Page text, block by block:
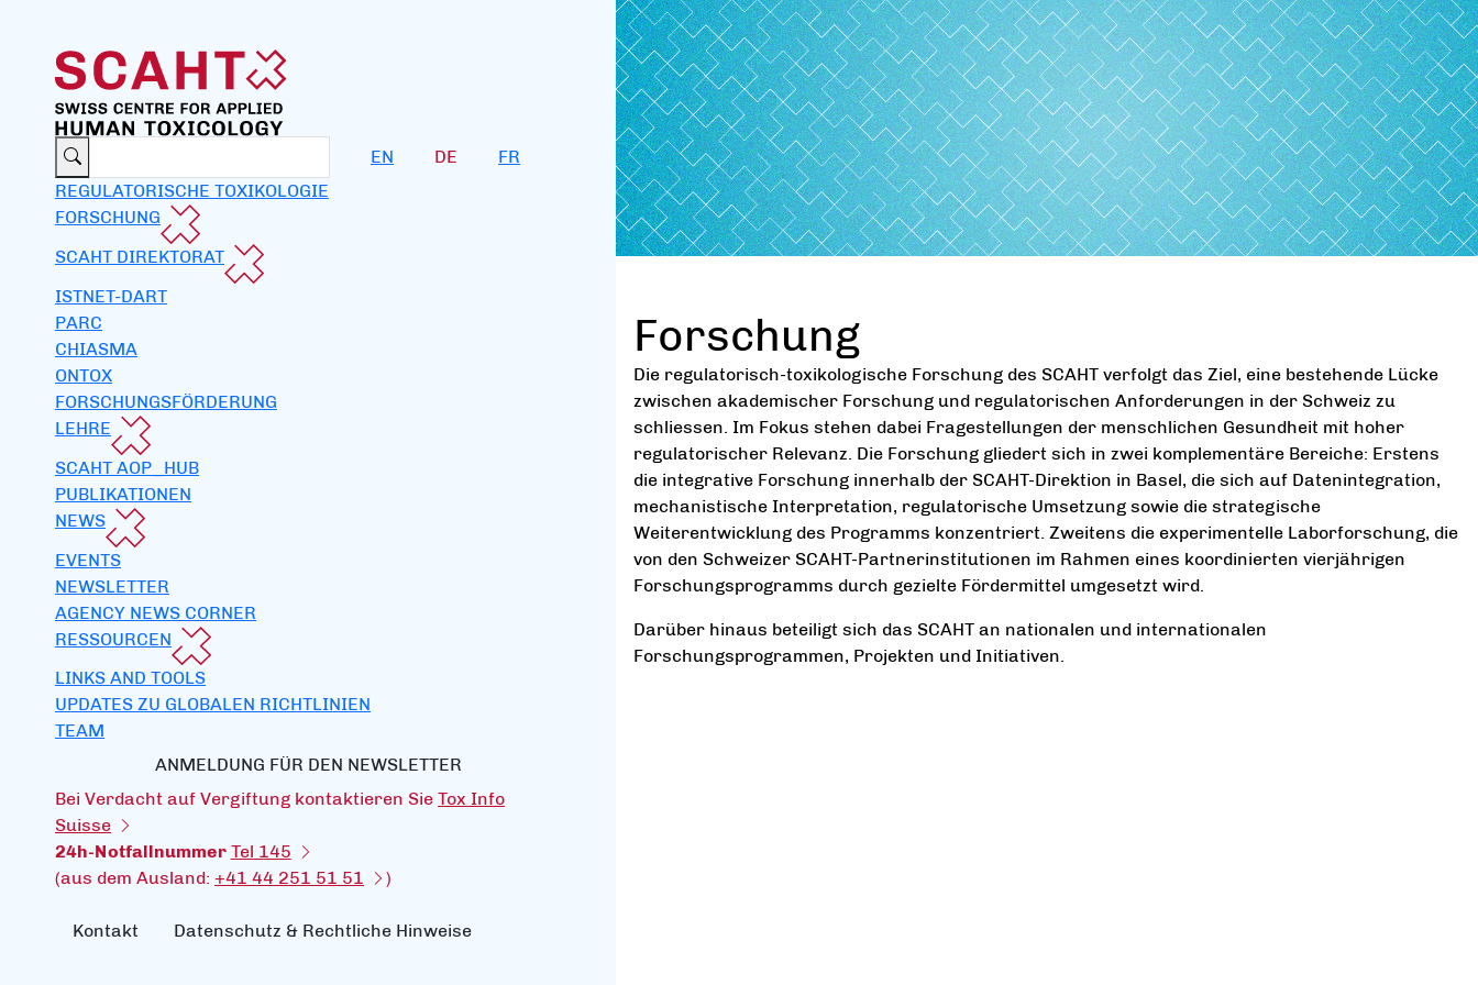
EN DE
FR
REGULATORISCHE TOXIKOLOGIE
FORSCHUNG
SCAHT DIREKTORAT
ISTNET-DART
PARC
CHIASMA
ONTOX
FORSCHUNGSFÖRDERUNG
LEHRE
SCAHT AOP_HUB
PUBLIKATIONEN
NEWS
EVENTS
NEWSLETTER
AGENCY NEWS CORNER
RESSOURCEN
LINKS AND TOOLS
UPDATES ZU GLOBALEN RICHTLINIEN
TEAM
ANMELDUNG FÜR DEN NEWSLETTER
Bei Verdacht auf Vergiftung kontaktieren Sie Tox Info
Suisse
24h-Notfallnummer Tel 145
(aus dem Ausland: +41 44 251 51 51 )
Kontakt Datenschutz & Rechtliche Hinweise
Forschung
Die regulatorisch-toxikologische Forschung des SCAHT verfolgt das Ziel, eine bestehende Lücke
zwischen akademischer Forschung und regulatorischen Anforderungen in der Schweiz zu
schliessen. Im Fokus stehen dabei Fragestellungen der menschlichen Gesundheit mit hoher
regulatorischer Relevanz. Die Forschung gliedert sich in zwei komplementäre Bereiche: Erstens
die integrative Forschung innerhalb der SCAHT-Direktion in Basel, die sich auf Datenintegration,
mechanistische Interpretation, regulatorische Umsetzung sowie die strategische
Weiterentwicklung des Programms konzentriert. Zweitens die experimentelle Laborforschung, die
von den Schweizer SCAHT-Partnerinstitutionen im Rahmen eines koordinierten vierjährigen
Forschungsprogramms durch gezielte Fördermittel umgesetzt wird.
Darüber hinaus beteiligt sich das SCAHT an nationalen und internationalen
Forschungsprogrammen, Projekten und Initiativen.